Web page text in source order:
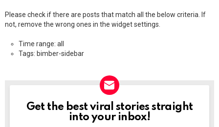
Please check if there are posts that match all the below criteria. If
not, remove the wrong ones in the widget settings.
Time range: all
Tags: bimber-sidebar
NEWSLETTER
Get the best viral stories straight
into your inbox!